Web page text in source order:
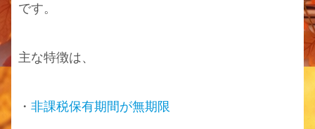
です。
主な特徴は、
・ 非課税保有期間が無期限